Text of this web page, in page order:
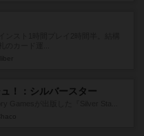
！：シルバースター